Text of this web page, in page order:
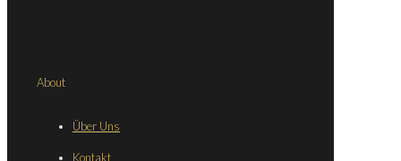
About
Über Uns
Kontakt